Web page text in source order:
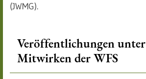
(JWMG).
Veröffentlichungen unter
Mitwirken der WFS